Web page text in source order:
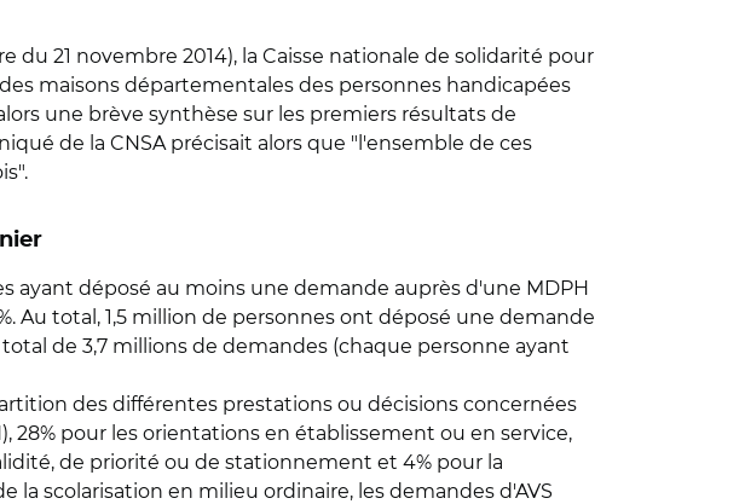
21 novembre 2014), la Caisse nationale de solidarité pour
maisons départementales des personnes handicapées
une brève synthèse sur les premiers résultats de
de la CNSA précisait alors que "l'ensemble de ces
ayant déposé au moins une demande auprès d'une MDPH
Au total, 1,5 million de personnes ont déposé une demande
de 3,7 millions de demandes (chaque personne ayant
des différentes prestations ou décisions concernées
28% pour les orientations en établissement ou en service,
de priorité ou de stationnement et 4% pour la
scolarisation en milieu ordinaire, les demandes d'AVS